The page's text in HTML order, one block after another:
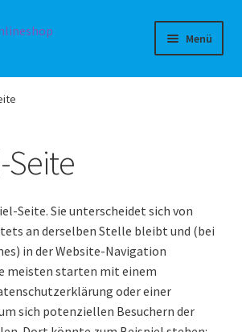
Menü
Seite
Seite. Sie unterscheidet sich von
an derselben Stelle bleibt und (bei
in der Website-Navigation
meisten starten mit einem
oder einer
um sich potenziellen Besuchern der